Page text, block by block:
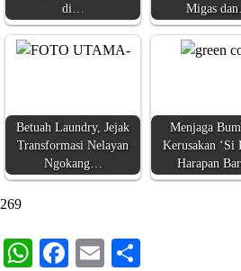
di…
Migas
Betuah Laundry, Jejak
Transformasi Nelayan
Ngokang…
Menjaga
Kerusakan ‘Si
Harapan
269
WhatsApp
Facebook
Email